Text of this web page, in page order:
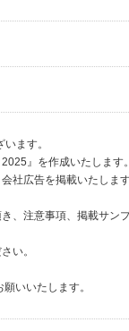
ます。
』を作成いたします。
社広告を掲載いたします
、注意事項、掲載サン
い。
いいたします。